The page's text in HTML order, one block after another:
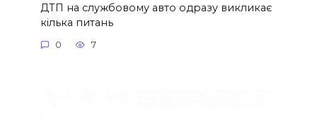
ДТП на службовому авто одразу викликає
кілька питань
0 7